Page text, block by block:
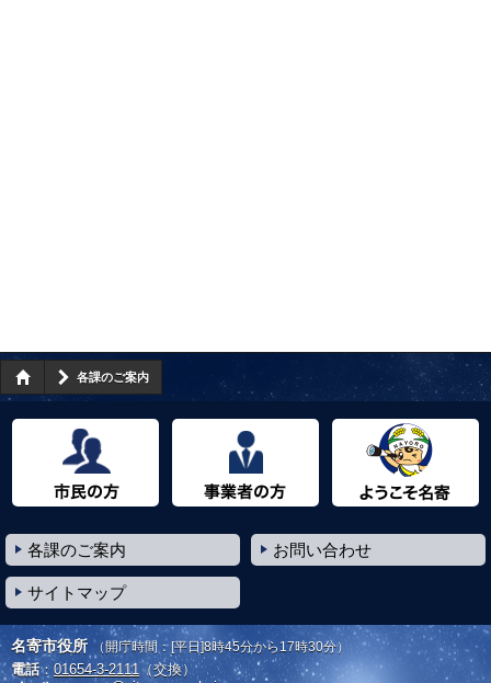
各課のご案内
各課のご案内 お問い合わせ
サイトマップ
名寄市役所 （開庁時間：[平日]8時45分から17時30分）
電話： 01654-3-2111 （交換）